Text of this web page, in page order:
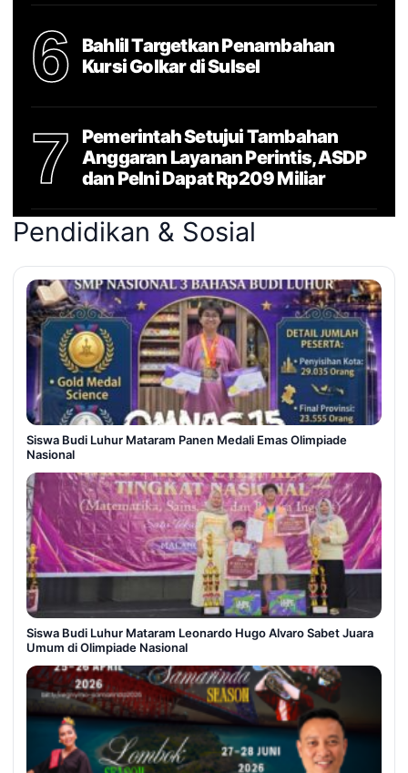
6
Bahlil Targetkan Penambahan
Kursi Golkar di Sulsel
7
Pemerintah Setujui Tambahan
Anggaran Layanan Perintis, ASDP
dan Pelni Dapat Rp209 Miliar
Pendidikan & Sosial
Siswa Budi Luhur Mataram Panen Medali Emas Olimpiade
Nasional
Siswa Budi Luhur Mataram Leonardo Hugo Alvaro Sabet Juara
Umum di Olimpiade Nasional